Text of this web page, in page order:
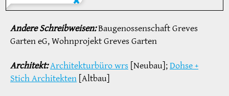
Andere Schreibweisen:Baugenossenschaft Greves
Garten eG, Wohnprojekt Greves Garten
Architekt:Architekturbüro wrs [Neubau];Dohse +
Stich Architekten [Altbau]